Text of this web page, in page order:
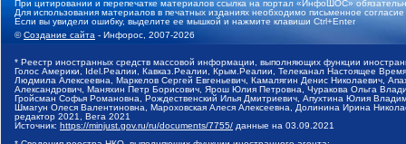
При цитировании и перепечатке материалов ссылка на портал «ИнфоШОС»
Для использования материалов в печатных изданиях необходимо письменное
Если вы увидели ошибку, выделите ее мышкой и нажмите клавиши Ctrl+Enter
©Создание сайта - Инфорос, 2007-2026
* Реестр иностранных средств массовой информации, выполняющих функции
Голос Америки, Idel.Реалии, Кавказ.Реалии, Крым.Реалии, Телеканал Настоящее
Людмила Алексеевна, Маркелов Сергей Евгеньевич, Камалягин Денис Николаевич,
Александрович, Маняхин Петр Борисович, Ярош Юлия Петровна, Чуракова Ольга
Гройсман Софья Романовна, Рождественский Илья Дмитриевич, Апухтина Юлия
Шмагун Олеся Валентиновна, Мароховская Алеся Алексеевна, Долинина Ирина
редактор 2021, Вега 2021
Источник: https://minjust.gov.ru/ru/documents/7755/ данные на 03.09.2021